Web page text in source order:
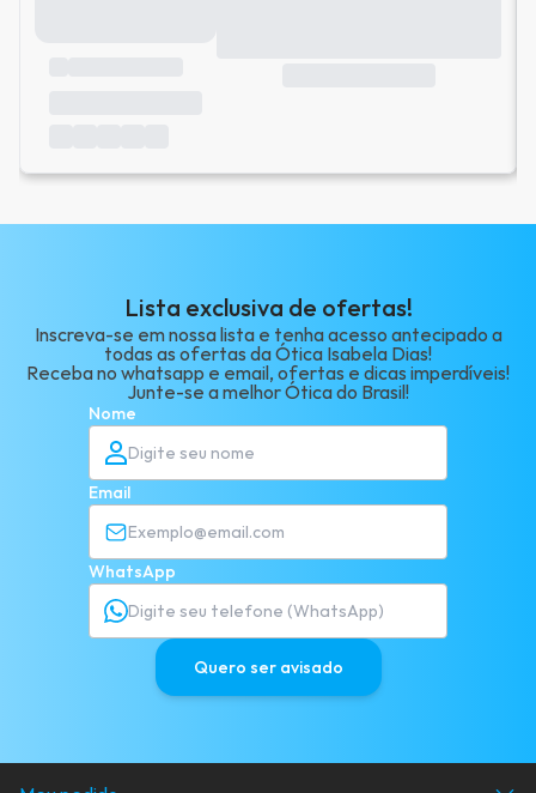
Lista exclusiva de ofertas!
Inscreva-se em nossa lista e tenha acesso antecipado a
todas as ofertas da Ótica Isabela Dias!
Receba no whatsapp e email, ofertas e dicas imperdíveis!
Junte-se a melhor Ótica do Brasil!
Nome
Email
WhatsApp
Quero ser avisado